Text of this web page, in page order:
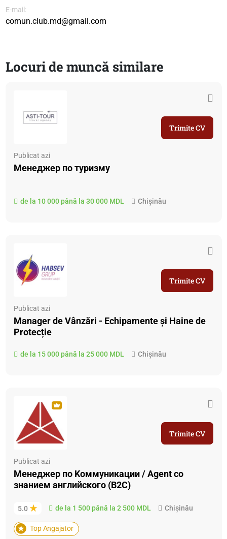
E-mail:
comun.club.md@gmail.com
Locuri de muncă similare
Publicat azi
Менеджер по туризму
de la 10 000 până la 30 000 MDL Chișinău
Trimite CV
Publicat azi
Manager de Vânzări - Echipamente și Haine de
Protecție
de la 15 000 până la 25 000 MDL Chișinău
Trimite CV
Publicat azi
Менеджер по Kоммуникации / Agent со
знанием английского (B2C)
5.0 de la 1 500 până la 2 500 MDL Chișinău
Top Angajator
Trimite CV